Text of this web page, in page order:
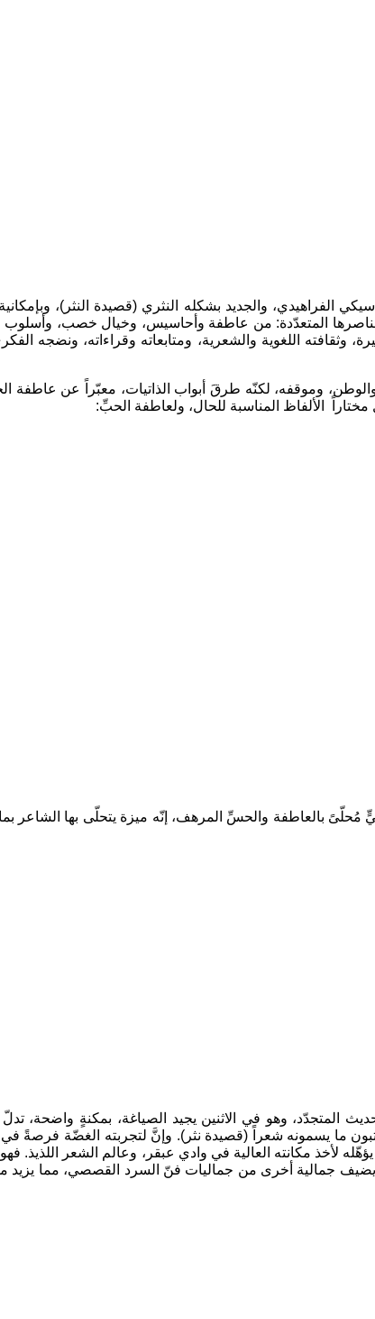
الفراهيدي، والجديد بشكله النثري (قصيدة النثر)،
المتعدّدة: من عاطفة وأحاسيس، وخيال خصب، وأسلوب
وثقافته اللغوية والشعرية، ومتابعاته وقراءاته،
وموقفه، لكنّه طرقَ أبواب الذاتيات، معبّراً عن عاطفة
الألفاظ المناسبة للحال، ولعاطفة الحبِّ:
مُحلّىً بالعاطفة والحسِّ المرهف، إنّه ميزة يتحلّى بها
المتجدّد، وهو في الاثنين يجيد الصياغة، بمكنةٍ واضحة،
ما يسمونه شعراً (قصيدة نثر). وإنَّ لتجربته الغضّة فرصةً في
لأخذ مكانته العالية في وادي عبقر، وعالم الشعر
يضيف جمالية أخرى من جماليات فنّ السرد القصصي، مما